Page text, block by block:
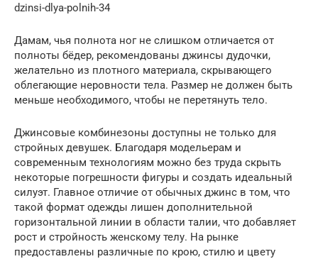
dzinsi-dlya-polnih-34
Дамам, чья полнота ног не слишком отличается от
полноты бёдер, рекомендованы джинсы дудочки,
желательно из плотного материала, скрывающего
облегающие неровности тела. Размер не должен быть
меньше необходимого, чтобы не перетянуть тело.
Джинсовые комбинезоны доступны не только для
стройных девушек. Благодаря модельерам и
современным технологиям можно без труда скрыть
некоторые погрешности фигуры и создать идеальный
силуэт. Главное отличие от обычных джинс в том, что
такой формат одежды лишен дополнительной
горизонтальной линии в области талии, что добавляет
рост и стройность женскому телу. На рынке
предоставлены различные по крою, стилю и цвету